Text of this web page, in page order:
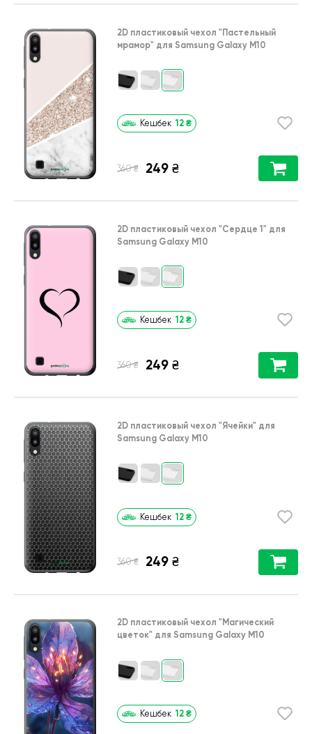
2D пластиковый чехол "Пастельный
мрамор" для Samsung Galaxy M10
Кешбек 12 ₴
360 ₴ 249 ₴
2D пластиковый чехол "Сердце 1" для
Samsung Galaxy M10
Кешбек 12 ₴
360 ₴ 249 ₴
2D пластиковый чехол "Ячейки" для
Samsung Galaxy M10
Кешбек 12 ₴
360 ₴ 249 ₴
2D пластиковый чехол "Магический
цветок" для Samsung Galaxy M10
Кешбек 12 ₴